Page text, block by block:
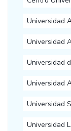
Universidad
Universidad
Universidad
Universidad
Universidad
Universidad